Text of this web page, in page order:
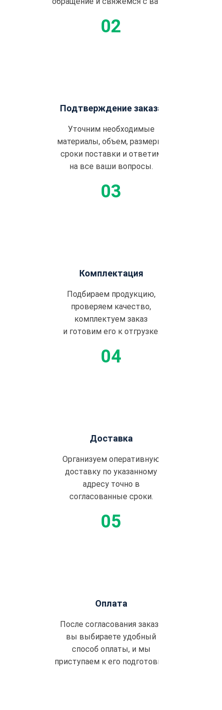
Подтверждение заказа
Уточним необходимые
материалы, объем, размеры,
сроки поставки и ответим
на все ваши вопросы.
Комплектация
Подбираем продукцию,
проверяем качество,
комплектуем заказ
и готовим его к отгрузке.
Доставка
Организуем оперативную
доставку по указанному
адресу точно в
согласованные сроки.
Оплата
После согласования заказа
вы выбираете удобный
способ оплаты, и мы
приступаем к его подготовке.